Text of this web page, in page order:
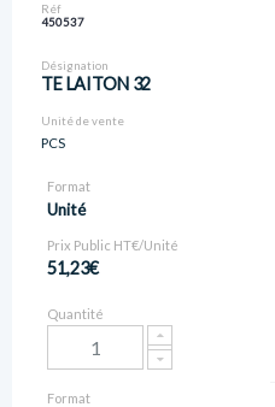
Réf
450537
Désignation
TE LAITON 32
Unité de vente
PCS
Format
Unité
Prix Public HT€/Unité
51,23€
Quantité
Format